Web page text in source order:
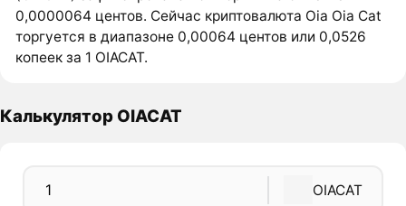
0,0000064 центов. Сейчас криптовалюта Oia Oia Cat
торгуется в диапазоне 0,00064 центов или 0,0526
копеек за 1 OIACAT.
Калькулятор OIACAT
OIACAT